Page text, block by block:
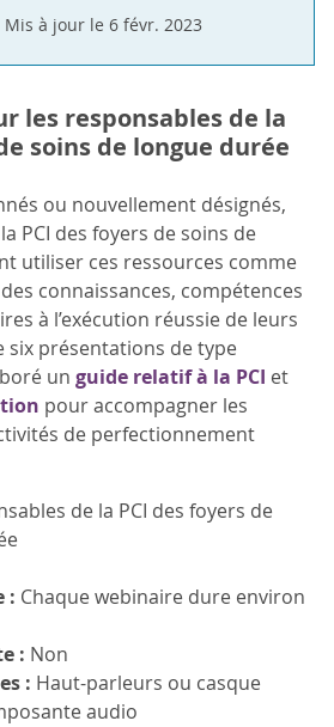
Mis à jour le 6 févr. 2023
les responsables de la
soins de longue durée
ou nouvellement désignés,
PCI des foyers de soins de
utiliser ces ressources comme
connaissances, compétences
à l’exécution réussie de leurs
six présentations de type
un guide relatif à la PCI et
pour accompagner les
de perfectionnement
de la PCI des foyers de
: Chaque webinaire dure environ
: Non
: Haut-parleurs ou casque
audio